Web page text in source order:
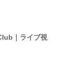
｜ライブ視